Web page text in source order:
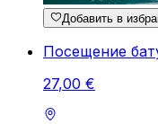
Добавить в
Посещение
27,00 €